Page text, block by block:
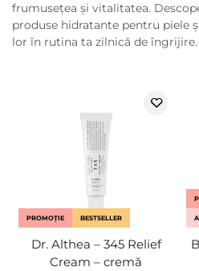
frumusețea și vitalitatea.
produse hidratante pentru piele
lor în rutina ta zilnică de îngrijire.
PROMOȚIE BESTSELLER
Dr. Althea – 345 Relief
Cream – cremă